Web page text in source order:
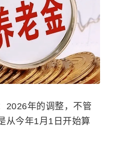
2026年的调整，不管
从今年1月1日开始算